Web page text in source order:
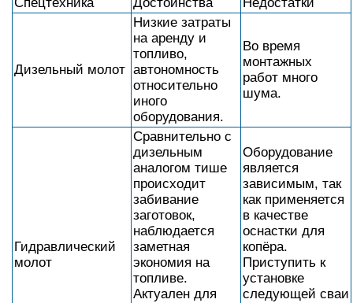
Дизельный молот
Низкие затраты
на аренду и
топливо,
автономность
относительно
иного
оборудования.
Во время
монтажных
работ много
шума.
Гидравлический
молот
Сравнительно с
дизельным
аналогом тише
происходит
забивание
заготовок,
наблюдается
заметная
экономия на
топливе.
Актуален для
Оборудование
является
зависимым, так
как применяется
в качестве
оснастки для
копёра.
Приступить к
установке
следующей сваи